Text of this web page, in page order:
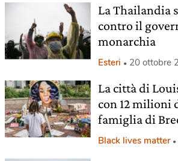
La Thailandia
contro il
monarchia
Esteri 20 ottobre
La città di
con 12 milioni
famiglia di
Black lives matter